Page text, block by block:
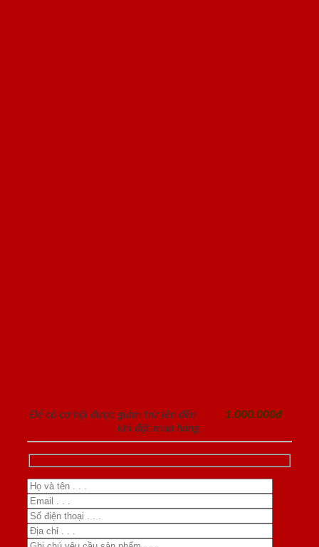
Để có cơ hội được giảm trừ lên đến
1.000.000đ
khi đặt mua hàng.